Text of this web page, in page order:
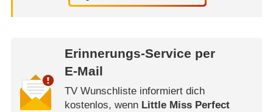
Erinnerungs-Service per
E-Mail
TV Wunschliste informiert dich
kostenlos, wenn Little Miss Perfect